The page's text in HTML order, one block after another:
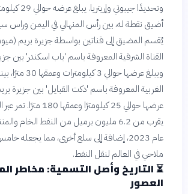
أضيق نقطة له، بين رأس المنهالي في اليمن وراس
يُقسم المضيق إلى قناتين بواسطة جزيرة بريم
القناة الشرقية المعروفة باسم 'باب اسكندر' بين
ويبلغ عرضها حوالي 3
الغربية المعروفة باسم 'دكت القبايل' بين جزيرة
عرضها حوالي 25 كيلومترًا
يقرب من 6.2 مليون برميل من النفط الخام
عام 2023، إضافة إلى سلع أخرى، مما يجعله
ملاحي في العالم لنقل النفط.
⏳التاريخ وأصل التسمية: مخاطر
العصور